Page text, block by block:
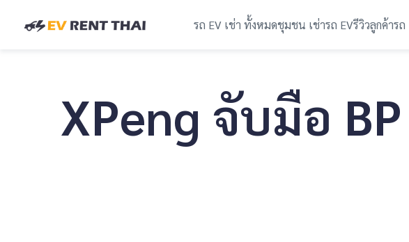
รถ EV เช่า ทั้งหมดชุมชน เช่ารถ EVรีวิวลูกค้ารถ
XPeng จับมือ